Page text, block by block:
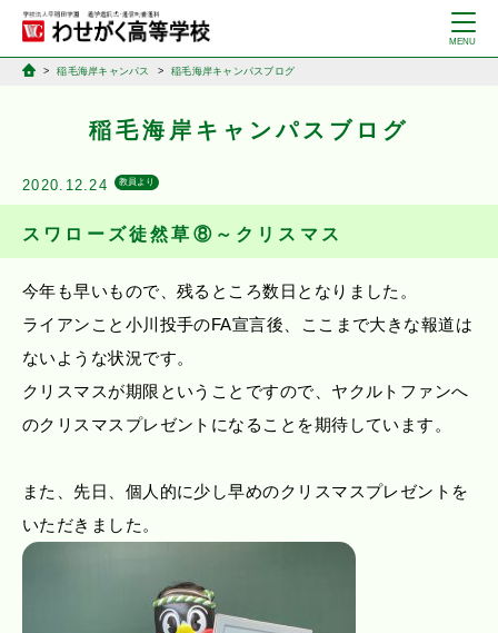
稲毛海岸キャンパス 稲毛海岸キャンパスブログ
稲毛海岸キャンパスブログ
2020.12.24 教員より
スワローズ徒然草⑧～クリスマス
今年も早いもので、残るところ数日となりました。
ライアンこと小川投手のFA宣言後、ここまで大きな報道は
ないような状況です。
クリスマスが期限ということですので、ヤクルトファンへ
のクリスマスプレゼントになることを期待しています。
また、先日、個人的に少し早めのクリスマスプレゼントを
いただきました。